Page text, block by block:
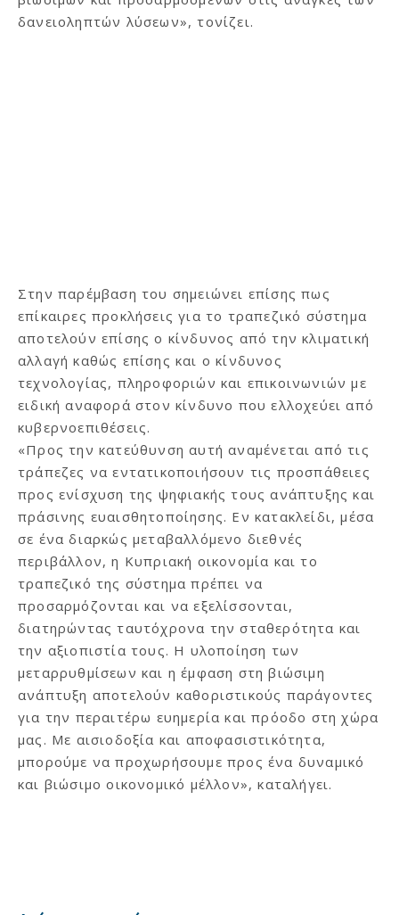
δανειοληπτών λύσεων», τονίζει.
Στην παρέμβαση του σημειώνει επίσης πως
επίκαιρες προκλήσεις για το τραπεζικό σύστημα
αποτελούν επίσης ο κίνδυνος από την κλιματική
αλλαγή καθώς επίσης και ο κίνδυνος
τεχνολογίας, πληροφοριών και επικοινωνιών με
ειδική αναφορά στον κίνδυνο που ελλοχεύει από
κυβερνοεπιθέσεις.
«Προς την κατεύθυνση αυτή αναμένεται από τις
τράπεζες να εντατικοποιήσουν τις προσπάθειες
προς ενίσχυση της ψηφιακής τους ανάπτυξης και
πράσινης ευαισθητοποίησης. Εν κατακλείδι, μέσα
σε ένα διαρκώς μεταβαλλόμενο διεθνές
περιβάλλον, η Κυπριακή οικονομία και το
τραπεζικό της σύστημα πρέπει να
προσαρμόζονται και να εξελίσσονται,
διατηρώντας ταυτόχρονα την σταθερότητα και
την αξιοπιστία τους. Η υλοποίηση των
μεταρρυθμίσεων και η έμφαση στη βιώσιμη
ανάπτυξη αποτελούν καθοριστικούς παράγοντες
για την περαιτέρω ευημερία και πρόοδο στη χώρα
μας. Με αισιοδοξία και αποφασιστικότητα,
μπορούμε να προχωρήσουμε προς ένα δυναμικό
και βιώσιμο οικονομικό μέλλον», καταλήγει.